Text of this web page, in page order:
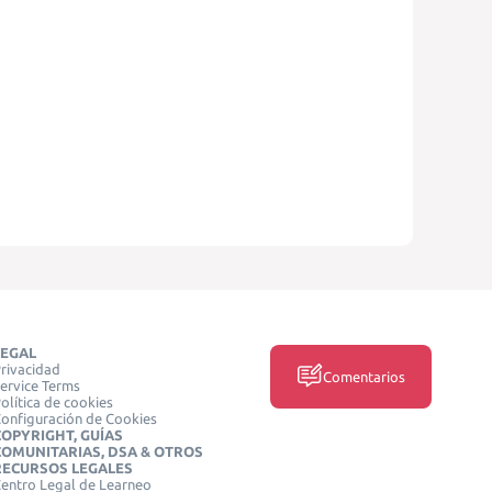
Terms
de cookies
de Cookies
GUÍAS
DSA & OTROS
LEGALES
Legal de Learneo
Comentarios